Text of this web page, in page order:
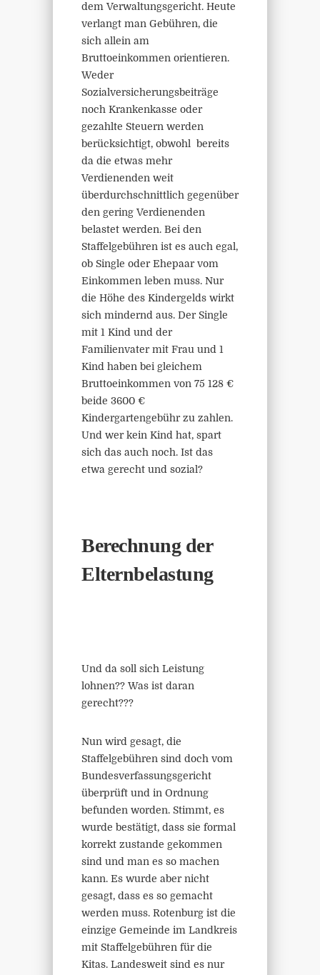
dem Verwaltungsgericht. Heute
verlangt man Gebühren, die
sich allein am
Bruttoeinkommen orientieren.
Weder
Sozialversicherungsbeiträge
noch Krankenkasse oder
gezahlte Steuern werden
berücksichtigt, obwohl bereits
da die etwas mehr
Verdienenden weit
überdurchschnittlich gegenüber
den gering Verdienenden
belastet werden. Bei den
Staffelgebühren ist es auch egal,
ob Single oder Ehepaar vom
Einkommen leben muss. Nur
die Höhe des Kindergelds wirkt
sich mindernd aus. Der Single
mit 1 Kind und der
Familienvater mit Frau und 1
Kind haben bei gleichem
Bruttoeinkommen von 75 128 €
beide 3600 €
Kindergartengebühr zu zahlen.
Und wer kein Kind hat, spart
sich das auch noch. Ist das
etwa gerecht und sozial?
Berechnung der
Elternbelastung
Und da soll sich Leistung
lohnen?? Was ist daran
gerecht???
Nun wird gesagt, die
Staffelgebühren sind doch vom
Bundesverfassungsgericht
überprüft und in Ordnung
befunden worden. Stimmt, es
wurde bestätigt, dass sie formal
korrekt zustande gekommen
sind und man es so machen
kann. Es wurde aber nicht
gesagt, dass es so gemacht
werden muss. Rotenburg ist die
einzige Gemeinde im Landkreis
mit Staffelgebühren für die
Kitas. Landesweit sind es nur